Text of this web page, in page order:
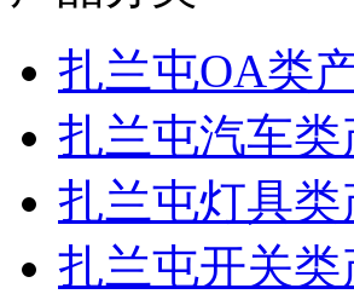
扎兰屯OA类
扎兰屯汽车类
扎兰屯灯具类
扎兰屯开关类